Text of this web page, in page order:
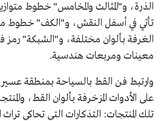
الذرة، و"المثالث والمخامس" خطوط
تأتي في أسفل النقش، و"الكف" خطوط
الغرفة بألوان مختلفة، و"الشبكة"
معينات ومربعات هندسية.
وارتبط فن القط بالسياحة بمنطقة
على الأدوات المزخرفة بألوان القط،
تلك المنتجات: التذكارات التي تحاكي